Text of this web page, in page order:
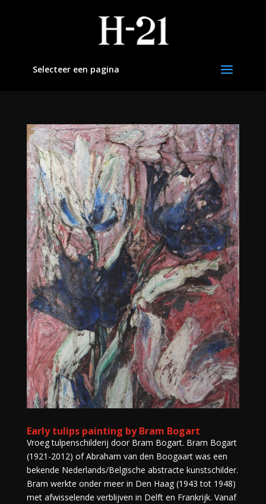
Selecteer een pagina
Early tulips painting by Bram Bogart
Vroeg tulpenschilderij door Bram Bogart. Bram Bogart
(1921-2012) of Abraham van den Boogaart was een
bekende Nederlands/Belgische abstracte kunstschilder.
Bram werkte onder meer in Den Haag (1943 tot 1948)
met afwisselende verblijven in Delft en Frankrijk. Vanaf